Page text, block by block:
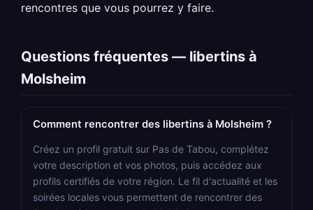
rencontres que vous pourrez y faire.
Questions fréquentes — libertins à
Molsheim
Comment rencontrer des libertins à Molsheim ?
Créez un profil gratuit sur Pas de Tabou, complétez
votre description et vos photos, puis accédez aux
profils certifiés de votre région. Le fil d'actualité et les
soirées locales vous permettent de rencontrer des